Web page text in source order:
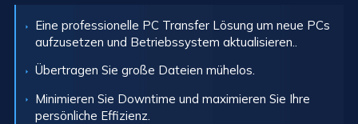
Eine professionelle PC Transfer Lösung um neue PCs
aufzusetzen und Betriebssystem aktualisieren..
Übertragen Sie große Dateien mühelos.
Minimieren Sie Downtime und maximieren Sie Ihre
persönliche Effizienz.